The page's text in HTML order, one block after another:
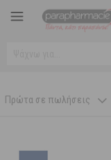
Πρώτα σε πωλήσεις